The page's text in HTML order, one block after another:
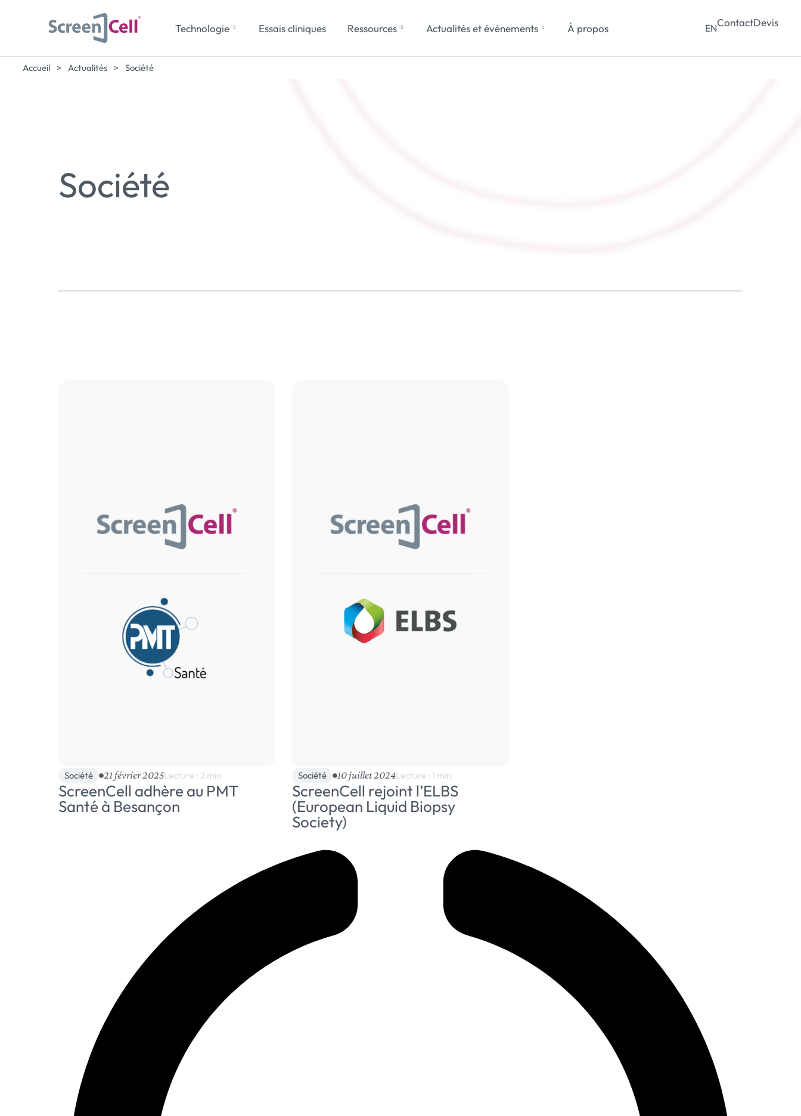
Technologie Essais cliniques Ressources Actualités et événements À propos ENContactDevis
Accueil > Actualités > Société
Société
Société 21 février 2025Lecture : 2 min
ScreenCell adhère au PMT
Santé à Besançon
Société 10 juillet 2024Lecture : 1 min
ScreenCell rejoint l’ELBS
(European Liquid Biopsy
Society)